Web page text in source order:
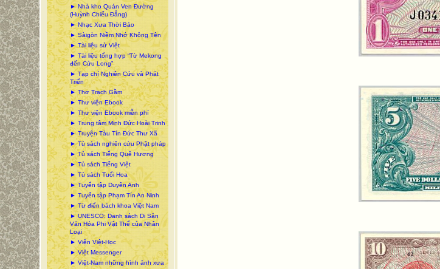
► Nhà kho Quán Ven Đường
(Huỳnh Chiếu Đẳng)
► Nhạc Xưa Thời Báo
► Sàigòn Niềm Nhớ Không Tên
► Tài liệu sử Việt
► Tài liệu tổng hợp “Từ Mekong
đến Cửu Long”
► Tạp chí Nghiên Cứu và Phát
Triển
► Thơ Trạch Gầm
► Thư viện Ebook
► Thư viện Ebook miễn phí
► Trung tâm Minh Đức Hoài Trinh
► Truyện Tàu Tín Đức Thư Xã
► Tủ sách nghiên cứu Phật pháp
► Tủ sách Tiếng Quê Hương
► Tủ sách Tiếng Việt
► Tủ sách Tuổi Hoa
► Tuyển tập Duyên Anh
► Tuyển tập Phạm Tín An Ninh
► Từ điển bách khoa Việt Nam
► UNESCO: Danh sách Di Sản
Văn Hóa Phi Vật Thể của Nhân
Loại
► Viện Việt-Học
► Việt Messenger
► Việt-Nam những hình ảnh xưa